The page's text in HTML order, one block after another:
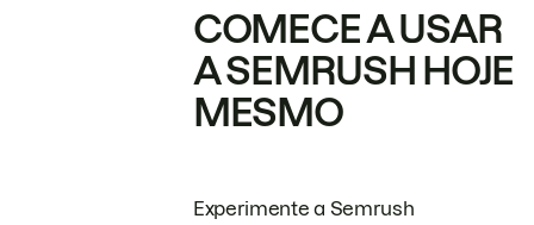
COMECE A USAR
A SEMRUSH HOJE
MESMO
Experimente a Semrush